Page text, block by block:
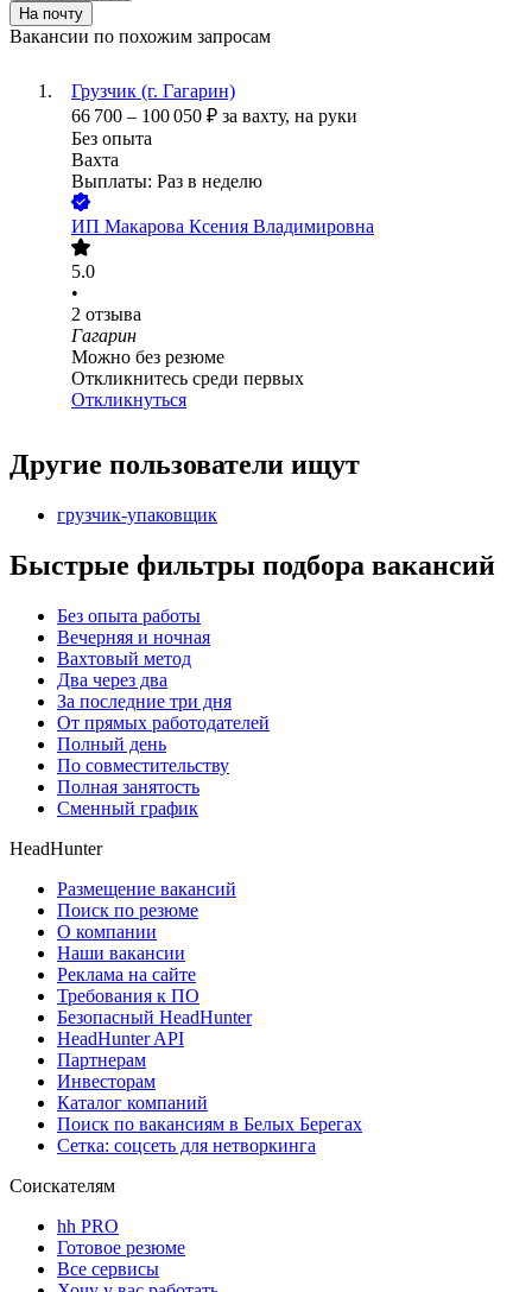
На почту
Вакансии по похожим запросам
Грузчик (г. Гагарин)
66 700 – 100 050 ₽ за вахту, на руки
Без опыта
Вахта
Выплаты: Раз в неделю
ИП Макарова Ксения Владимировна
5.0
•
2 отзыва
Гагарин
Можно без резюме
Откликнитесь среди первых
Откликнуться
Другие пользователи ищут
грузчик-упаковщик
Быстрые фильтры подбора вакансий
Без опыта работы
Вечерняя и ночная
Вахтовый метод
Два через два
За последние три дня
От прямых работодателей
Полный день
По совместительству
Полная занятость
Сменный график
HeadHunter
Размещение вакансий
Поиск по резюме
О компании
Наши вакансии
Реклама на сайте
Требования к ПО
Безопасный HeadHunter
HeadHunter API
Партнерам
Инвесторам
Каталог компаний
Поиск по вакансиям в Белых Берегах
Сетка: соцсеть для нетворкинга
Соискателям
hh PRO
Готовое резюме
Все сервисы